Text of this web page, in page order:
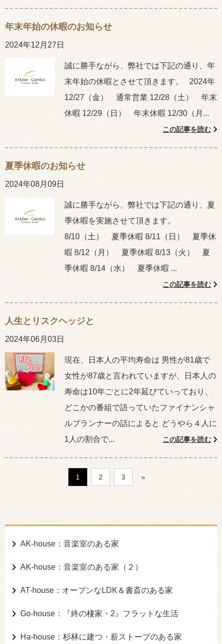
年末年始の休暇のお知らせ
2024年12月27日
誠に勝手ながら、弊社では下記の通り、年
末年始の休暇とさせて頂きます。 2024年
12/27（金） 通常営業 12/28（土） 年末
休暇 12/29（日） 年末休暇 12/30（月...
この記事を読む
夏季休暇のお知らせ
2024年08月09日
誠に勝手ながら、弊社では下記の通り、夏
季休暇を実施させて頂きます。
8/10（土） 夏季休暇 8/11（日） 夏季休
暇 8/12（月） 夏季休暇 8/13（火） 夏
季休暇 8/14（水） 夏季休暇 ...
この記事を読む
人生とリスクヘッジと
2024年06月03日
現在、日本人の平均寿命は 男性が81歳で
女性が87歳と言われていますが、日本人の
寿命は10年ごとに2年延びていっており、
どこかの番組で語っていたファイナンシャ
ルプランナーの話によると どうやら４人に
1人の割合で...
この記事を読む
1 2 3 »
AK-house：音楽室のある家
AK-house：音楽室のある家（２）
AT-house：オープンなLDK＆書斎のある家
Go-house：『終の棲家・2』フラットな生活
Ha-house：杉林に建つ・薪ストーブのある家